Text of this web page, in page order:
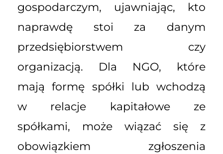
gospodarczym, ujawniając, kto
naprawdę stoi za danym
przedsiębiorstwem czy
organizacją. Dla NGO, które
mają formę spółki lub wchodzą
w relacje kapitałowe ze
spółkami, może wiązać się z
obowiązkiem zgłoszenia